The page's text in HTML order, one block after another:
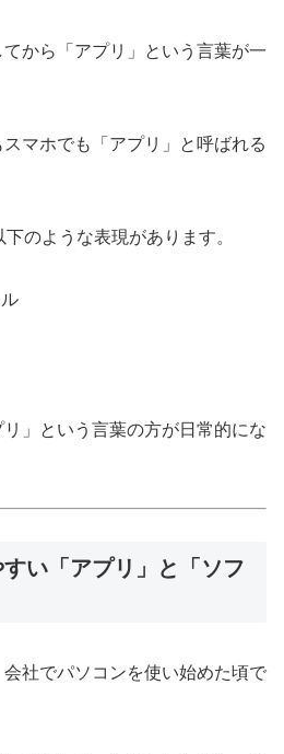
から「アプリ」という言葉が一
マホでも「アプリ」と呼ばれる
のような表現があります。
」という言葉の方が日常的にな
い「アプリ」と「ソフ
社でパソコンを使い始めた頃で